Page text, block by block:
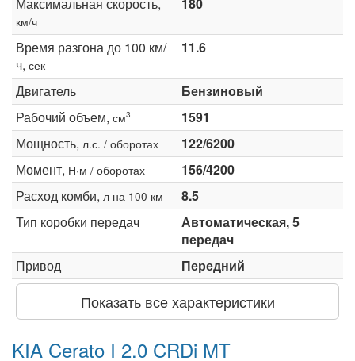
км/ч
Время разгона до 100 км/
ч, сек
11.6
Двигатель
Бензиновый
Рабочий объем, см3
1591
Мощность, л.с. / оборотах
122/6200
Момент, Н·м / оборотах
156/4200
Расход комби, л на 100 км
8.5
Тип коробки передач
Автоматическая, 5
передач
Привод
Передний
Показать все характеристики
KIA Cerato I 2.0 CRDi MT